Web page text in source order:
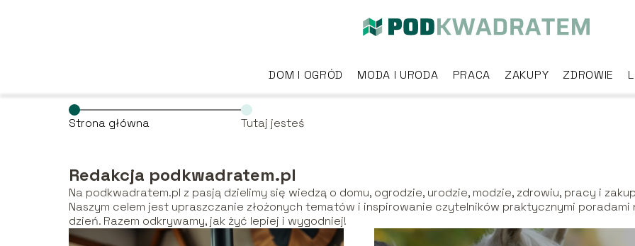
DOM I OGRÓD MODA I URODA PRACA ZAKUPY ZDROWIE
Strona główna Tutaj jesteś
Redakcja podkwadratem.pl
Na podkwadratem.pl z pasją dzielimy się wiedzą o domu, ogrodzie, urodzie, modzie, zdrowiu, pracy i
Naszym celem jest upraszczanie złożonych tematów i inspirowanie czytelników praktycznymi poradami
dzień. Razem odkrywamy, jak żyć lepiej i wygodniej!